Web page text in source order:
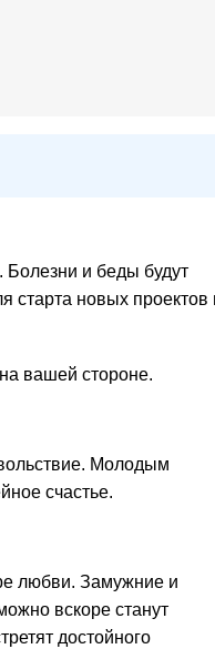
Болезни и беды будут
старта новых проектов
вашей стороне.
Молодым
счастье.
любви. Замужние и
вскоре станут
достойного